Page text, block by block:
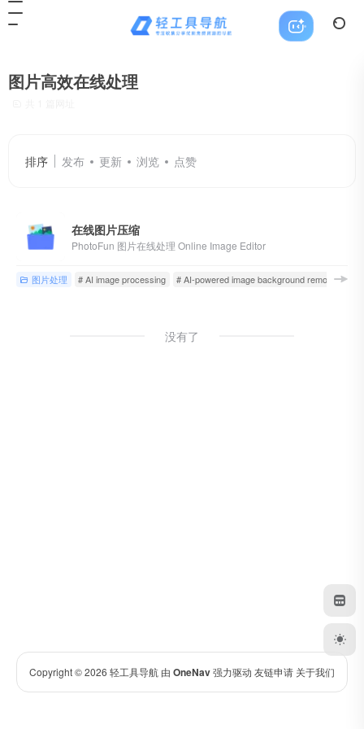
图片高效在线处理
排序 发布 更新 浏览 点赞
在线图片压缩
PhotoFun 图片在线处理 Online Image Editor
图片处理 # AI image processing # AI-powered image background removal
没有了
Copyright © 2026 轻工具导航 由 OneNav强力驱动 友链申请 关于我们